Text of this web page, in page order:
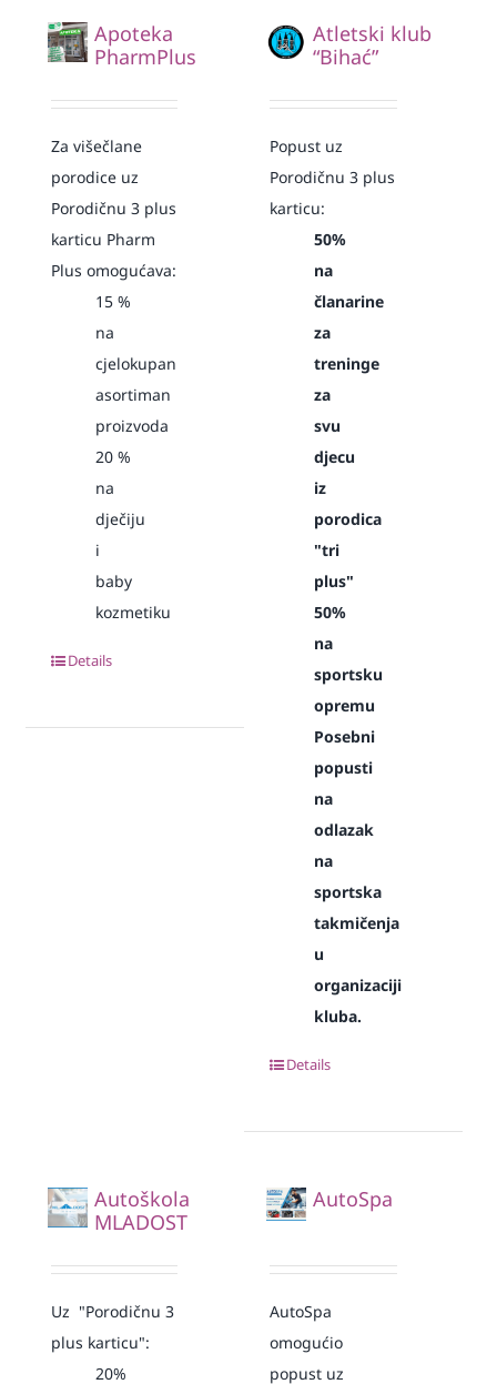
Apoteka
PharmPlus
Za višečlane
porodice uz
Porodičnu 3 plus
karticu Pharm
Plus omogućava:
15 %
na
cjelokupan
asortiman
proizvoda
20 %
na
dječiju
i
baby
kozmetiku
Details
Atletski klub
“Bihać”
Popust uz
Porodičnu 3 plus
karticu:
50%
na
članarine
za
treninge
za
svu
djecu
iz
porodica
"tri
plus"
50%
na
sportsku
opremu
Posebni
popusti
na
odlazak
na
sportska
takmičenja
u
organizaciji
kluba.
Details
Autoškola
MLADOST
Uz "Porodičnu 3
plus karticu":
20%
AutoSpa
AutoSpa
omogućio
popust uz